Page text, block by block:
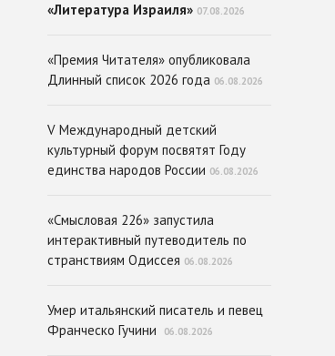
«Литература Израиля» 07.08.2026
«Премия Читателя» опубликовала
Длинный список 2026 года 06.08.2026
V Международный детский
культурный форум посвятят Году
единства народов России 06.08.2026
«Смысловая 226» запустила
интерактивный путеводитель по
странствиям Одиссея 06.08.2026
Умер итальянский писатель и певец
Франческо Гучини
06.08.2026